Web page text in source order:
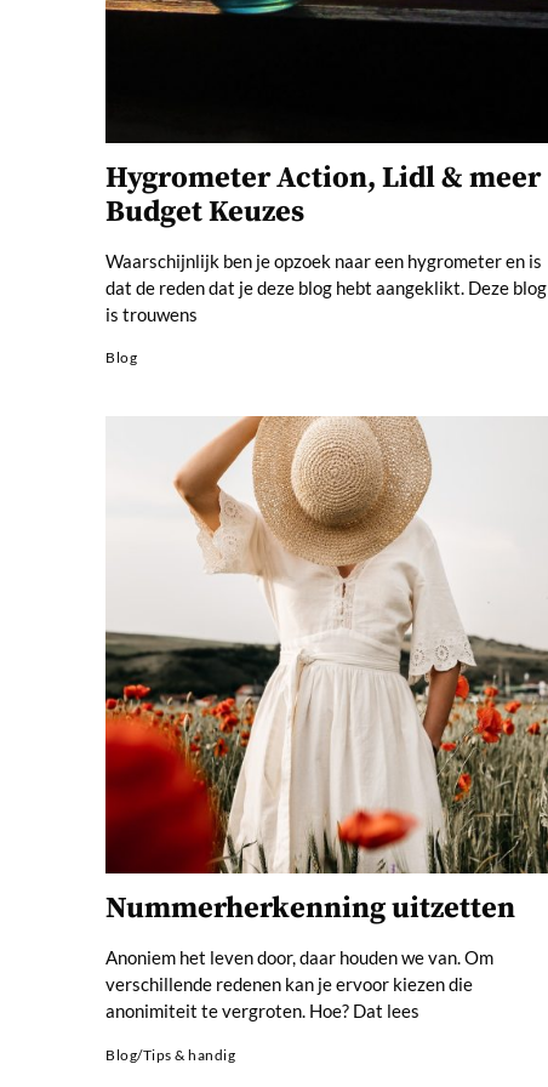
Hygrometer Action, Lidl & meer
Budget Keuzes
Waarschijnlijk ben je opzoek naar een hygrometer en is
dat de reden dat je deze blog hebt aangeklikt. Deze blog
is trouwens
Blog
Nummerherkenning uitzetten
Anoniem het leven door, daar houden we van. Om
verschillende redenen kan je ervoor kiezen die
anonimiteit te vergroten. Hoe? Dat lees
Blog/Tips & handig